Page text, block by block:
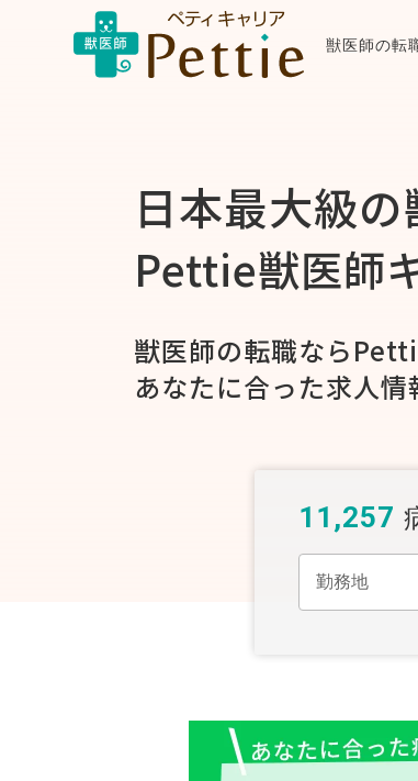
獣医師の転
日本最大級
Pettie獣医師
獣医師の転職なら
あなたに合った求人情
11,257